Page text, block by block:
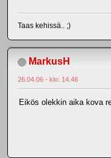
Taas kehissä.. ;)
MarkusH
26.04.06 - klo: 14.46
Eikös olekkin aika kova